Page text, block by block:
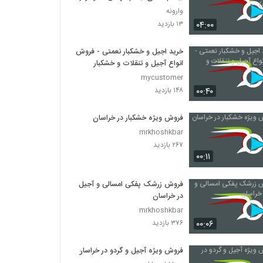
۰۴:۰۰
وارونه
۱۳ بازدید
۰۰:۴۰
خرید اجیل و خشکبار نعمتی - فروش
انواع آجیل و تنقلات و خشکبار
mycustomer
۱۴۸ بازدید
۰۰:۱۱
فروش ویژه خشکبار در خراسان
mrkhoshkbar
۲۶۷ بازدید
۰۰:۰۶
فروش زرشک پفکی امسالی و آجیل
در خراسان
mrkhoshkbar
۳۷۶ بازدید
فروش ویژه آجیل و گردو در خراسان